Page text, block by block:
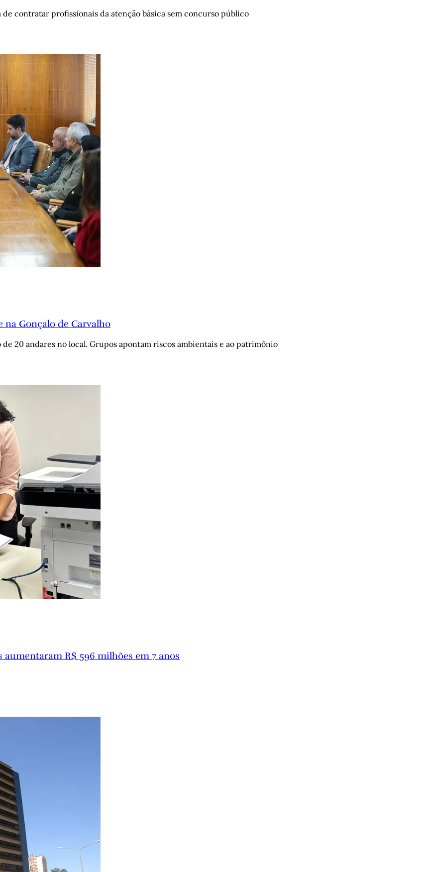
contratar profissionais da atenção básica sem concurso público
Gonçalo de Carvalho
20 andares no local. Grupos apontam riscos ambientais e ao patrimônio
R$ 596 milhões em 7 anos